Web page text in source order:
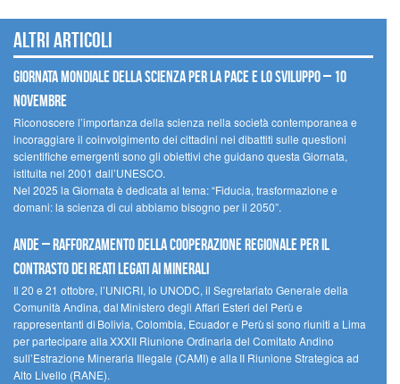
Altri articoli
Giornata mondiale della scienza per la pace e lo sviluppo – 10
novembre
Riconoscere l’importanza della scienza nella società contemporanea e
incoraggiare il coinvolgimento dei cittadini nei dibattiti sulle questioni
scientifiche emergenti sono gli obiettivi che guidano questa Giornata,
istituita nel 2001 dall’UNESCO.
Nel 2025 la Giornata è dedicata al tema: “Fiducia, trasformazione e
domani: la scienza di cui abbiamo bisogno per il 2050”.
Ande – Rafforzamento della cooperazione regionale per il
contrasto dei reati legati ai minerali
Il 20 e 21 ottobre, l’UNICRI, lo UNODC, il Segretariato Generale della
Comunità Andina, dal Ministero degli Affari Esteri del Perù e
rappresentanti di Bolivia, Colombia, Ecuador e Perù si sono riuniti a Lima
per partecipare alla XXXII Riunione Ordinaria del Comitato Andino
sull’Estrazione Mineraria Illegale (CAMI) e alla II Riunione Strategica ad
Alto Livello (RANE).